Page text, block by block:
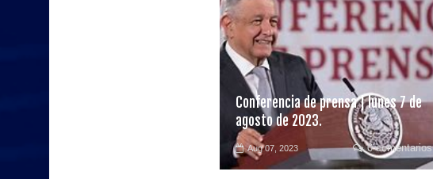
Conferencia de prensa | lunes 7 de
agosto de 2023.
Aug 07, 2023 0 comentarios